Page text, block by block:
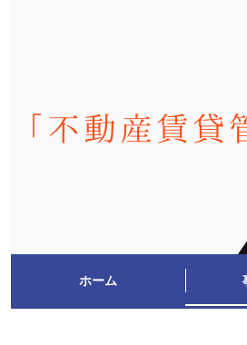
「不動産賃貸
ホーム